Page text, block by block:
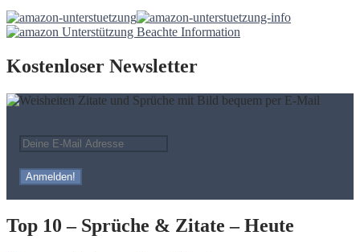
Kostenloser Newsletter
Top 10 – Sprüche & Zitate – Heute